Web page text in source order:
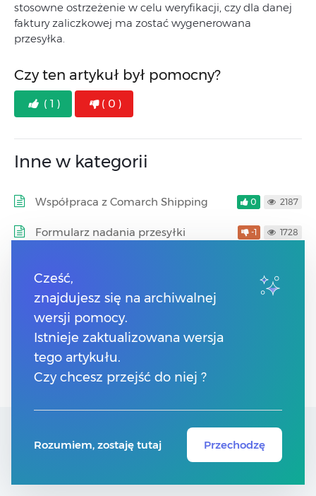
stosowne ostrzeżenie w celu weryfikacji, czy dla danej
faktury zaliczkowej ma zostać wygenerowana
przesyłka.
Czy ten artykuł był pomocny?
( 1 ) ( 0 )
Inne w kategorii
Współpraca z Comarch Shipping 0 2187
Formularz nadania przesyłki -1 1728
Formularz nadania paczki – InPost
Paczkomaty
2456
InPost Paczkomaty
Współpraca z InPost
Cześć,
znajdujesz się na archiwalnej
wersji pomocy.
Istnieje zaktualizowana wersja
tego artykułu.
Czy chcesz przejść do niej ?
Rozumiem, zostaję tutaj Przechodzę